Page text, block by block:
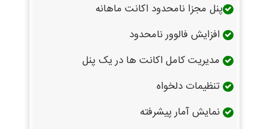
پنل مجزا نامحدود اکانت ماهانه
افزایش فالوور نامحدود
مدیریت کامل اکانت ها در یک پنل
تنظیمات دلخواه
نمایش آمار پیشرفته